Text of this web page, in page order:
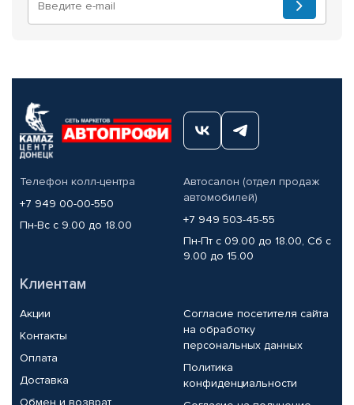
Телефон колл-центра
+7 949 00-00-550
Пн-Вс с 9.00 до 18.00
Автосалон (отдел продаж
автомобилей)
+7 949 503-45-55
Пн-Пт с 09.00 до 18.00, Сб с
9.00 до 15.00
Клиентам
Акции
Контакты
Оплата
Доставка
Обмен и возврат
Согласие посетителя сайта
на обработку
персональных данных
Политика
конфиденциальности